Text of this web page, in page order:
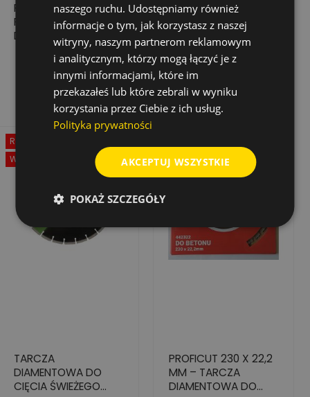
PROFICUT CARBON
PREMIUM TARCZA
DIAMENTOWA DO
BETONU,
350X35,0/25,4, 60
KW, 6 OTWORÓW
Cena
688,80 zł
Dodaj do koszyka
TARCZA
DIAMENTOWA
SAMEDIA AX13 DO
CIĘCIA CEGŁY I
KAMIENIA 350 MM X
25,4 MM X 3,0 MM X
21 SEG.
Cena
616,23 zł
Dodaj do koszyka
Rabat
Wyprzedaż!
TARCZA
DIAMENTOWA DO
CIĘCIA ŚWIEŻEGO
PROFICUT 230 X 22,2
MM – TARCZA
DIAMENTOWA DO
naszego ruchu. Udostępniamy również
informacje o tym, jak korzystasz z naszej
witryny, naszym partnerom reklamowym
i analitycznym, którzy mogą łączyć je z
innymi informacjami, które im
przekazałeś lub które zebrali w wyniku
korzystania przez Ciebie z ich usług.
Polityka prywatności
AKCEPTUJ WSZYSTKIE
POKAŻ SZCZEGÓŁY